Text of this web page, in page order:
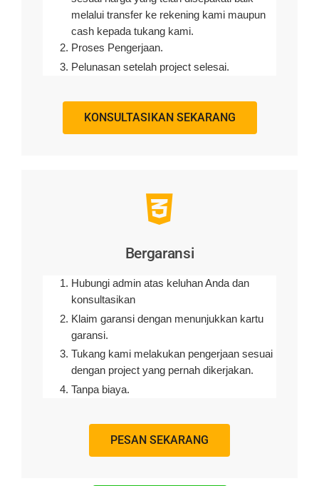
melalui transfer ke rekening kami maupun
cash kepada tukang kami.
Proses Pengerjaan.
Pelunasan setelah project selesai.
KONSULTASIKAN SEKARANG
Bergaransi
Hubungi admin atas keluhan Anda dan
konsultasikan
Klaim garansi dengan menunjukkan kartu
garansi.
Tukang kami melakukan pengerjaan sesuai
dengan project yang pernah dikerjakan.
Tanpa biaya.
PESAN SEKARANG